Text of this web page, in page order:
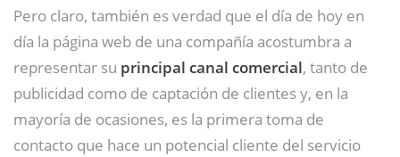
Pero claro, también es verdad que el día de hoy en
día la página web de una compañía acostumbra a
representar su principal canal comercial, tanto de
publicidad como de captación de clientes y, en la
mayoría de ocasiones, es la primera toma de
contacto que hace un potencial cliente del servicio